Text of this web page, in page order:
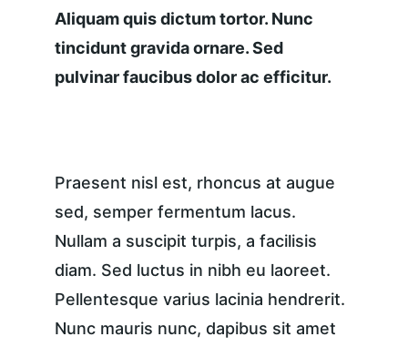
Aliquam quis dictum tortor. Nunc
tincidunt gravida ornare. Sed
pulvinar faucibus dolor ac efficitur.
Praesent nisl est, rhoncus at augue
sed, semper fermentum lacus.
Nullam a suscipit turpis, a facilisis
diam. Sed luctus in nibh eu laoreet.
Pellentesque varius lacinia hendrerit.
Nunc mauris nunc, dapibus sit amet